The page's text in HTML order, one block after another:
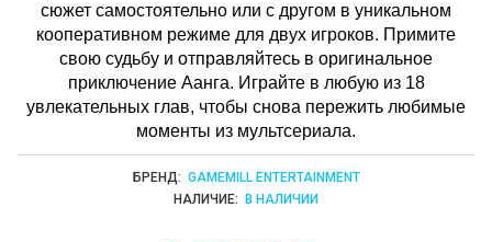
сюжет самостоятельно или с другом в уникальном
кооперативном режиме для двух игроков. Примите
свою судьбу и отправляйтесь в оригинальное
приключение Аанга. Играйте в любую из 18
увлекательных глав, чтобы снова пережить любимые
моменты из мультсериала.
БРЕНД: GAMEMILL ENTERTAINMENT
НАЛИЧИЕ:
В НАЛИЧИИ